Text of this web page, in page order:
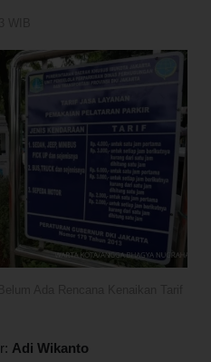
Adi Wikanto